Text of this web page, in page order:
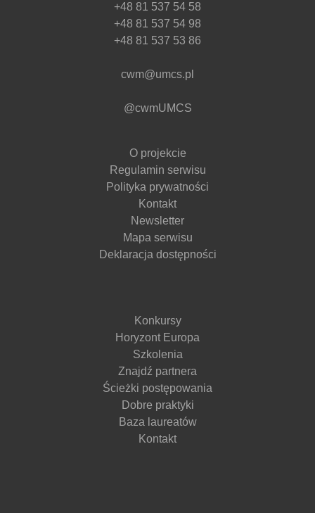
+48 81 537 54 58
+48 81 537 54 98
+48 81 537 53 86
cwm@umcs.pl
@cwmUMCS
O projekcie
Regulamin serwisu
Polityka prywatności
Kontakt
Newsletter
Mapa serwisu
Deklaracja dostępności
Konkursy
Horyzont Europa
Szkolenia
Znajdź partnera
Ścieżki postępowania
Dobre praktyki
Baza laureatów
Kontakt